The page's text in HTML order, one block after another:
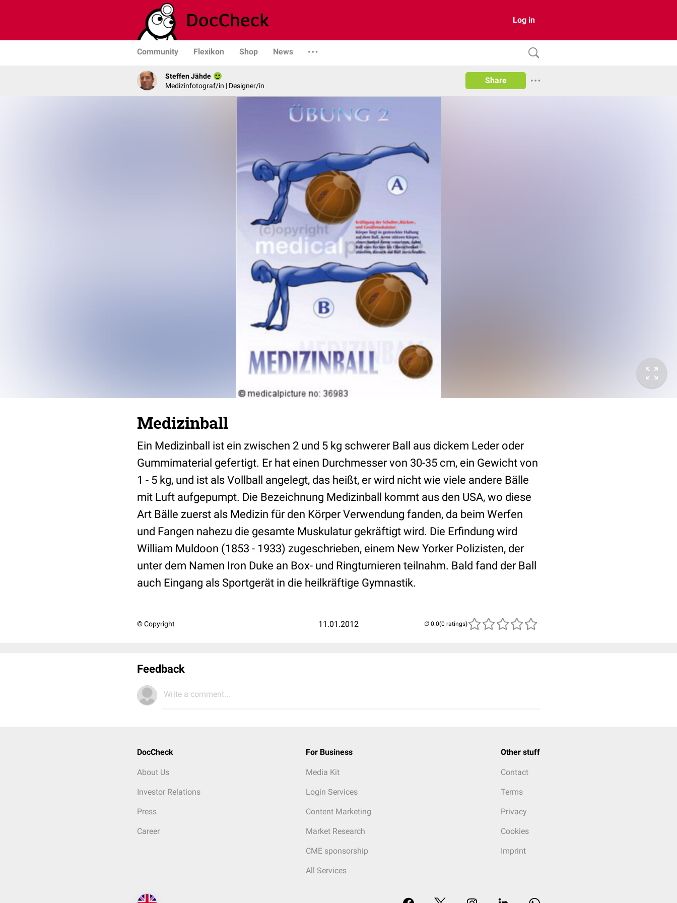
Log in
Community Flexikon Shop News
Steffen Jähde
Medizinfotograf/in | Designer/in
Share
Medizinball
Ein Medizinball ist ein zwischen 2 und 5 kg schwerer Ball aus dickem Leder oder
Gummimaterial gefertigt. Er hat einen Durchmesser von 30-35 cm, ein Gewicht von
1 - 5 kg, und ist als Vollball angelegt, das heißt, er wird nicht wie viele andere Bälle
mit Luft aufgepumpt. Die Bezeichnung Medizinball kommt aus den USA, wo diese
Art Bälle zuerst als Medizin für den Körper Verwendung fanden, da beim Werfen
und Fangen nahezu die gesamte Muskulatur gekräftigt wird. Die Erfindung wird
William Muldoon (1853 - 1933) zugeschrieben, einem New Yorker Polizisten, der
unter dem Namen Iron Duke an Box- und Ringturnieren teilnahm. Bald fand der Ball
auch Eingang als Sportgerät in die heilkräftige Gymnastik.
© Copyright 11.01.2012 (0 ratings)
Feedback
Write a comment...
DocCheck
About Us
Investor Relations
Press
Career
For Business
Media Kit
Login Services
Content Marketing
Market Research
CME sponsorship
All Services
Other stuff
Contact
Terms
Privacy
Cookies
Imprint